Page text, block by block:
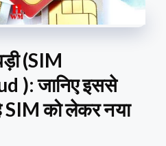
(SIM
): जानिए इससे
को लेकर नया